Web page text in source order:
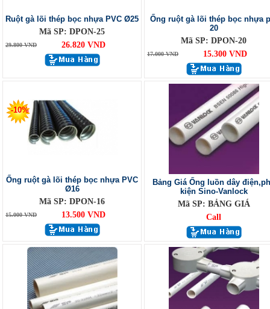
Ruột gà lõi thép bọc nhựa PVC Ø25
Mã SP: DPON-25
29.800 VND 26.820 VND
Ống ruột gà lõi thép bọc nhựa
20
Mã SP: DPON-20
17.000 VND 15.300 VND
-10%
Ống ruột gà lõi thép bọc nhựa PVC
Ø16
Mã SP: DPON-16
15.000 VND 13.500 VND
Bảng Giá Ống luồn dây
kiện Sino-Vanlock
Mã SP: BẢNG GIÁ
Call